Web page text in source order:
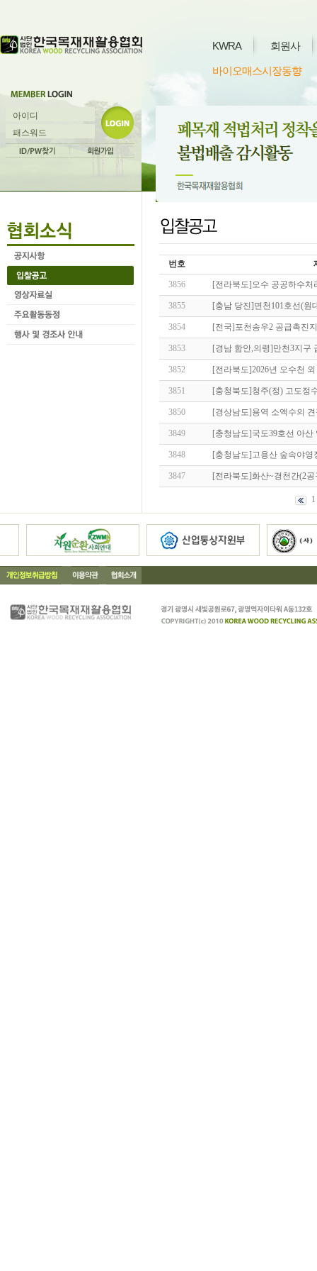
KWRA 회원사
바이오매스시장동향
번호
3856 [전라북도]오수 공공하수
3855 [충남 당진]면천101호선(
3854 [전국]포천송우2 공급촉진
3853 [경남 함안,의령]만천3지구
3852 [전라북도]2026년 오수천
3851 [충청북도]청주(정) 고도정
3850 [경상남도]용역 소액수의
3849 [충청남도]국도39호선 아
3848 [충청남도]고용산 숲속야
3847 [전라북도]화산~경천간(2
1